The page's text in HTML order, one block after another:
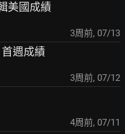
美國成績
3周前, 07/13
首週成績
3周前, 07/12
4周前, 07/11